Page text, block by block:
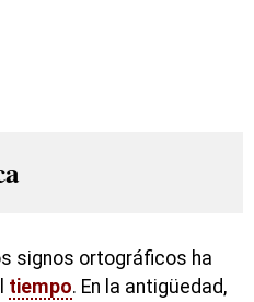
signos ortográficos ha
tiempo. En la antigüedad,